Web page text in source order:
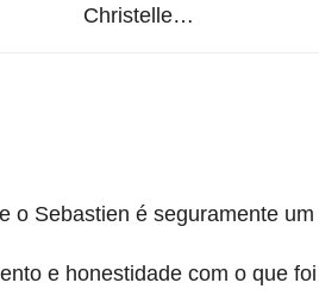
Christelle…
Sebastien é seguramente
e honestidade com o que